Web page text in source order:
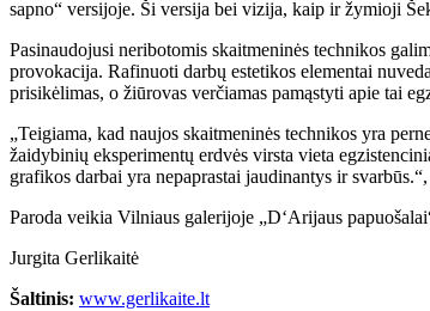
sapno“ versijoje. Ši versija bei vizija, kaip ir žymioji
Pasinaudojusi neribotomis skaitmeninės technikos
provokacija. Rafinuoti darbų estetikos elementai
prisikėlimas, o žiūrovas verčiamas pamąstyti apie tai
„Teigiama, kad naujos skaitmeninės technikos yra
žaidybinių eksperimentų erdvės virsta vieta
grafikos darbai yra nepaprastai jaudinantys ir
Paroda veikia Vilniaus galerijoje „D‘Arijaus
Jurgita Gerlikaitė
Šaltinis: www.gerlikaite.lt